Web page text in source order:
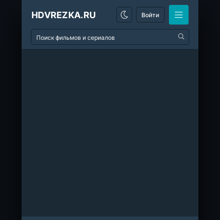
HDVREZKA.RU Войти